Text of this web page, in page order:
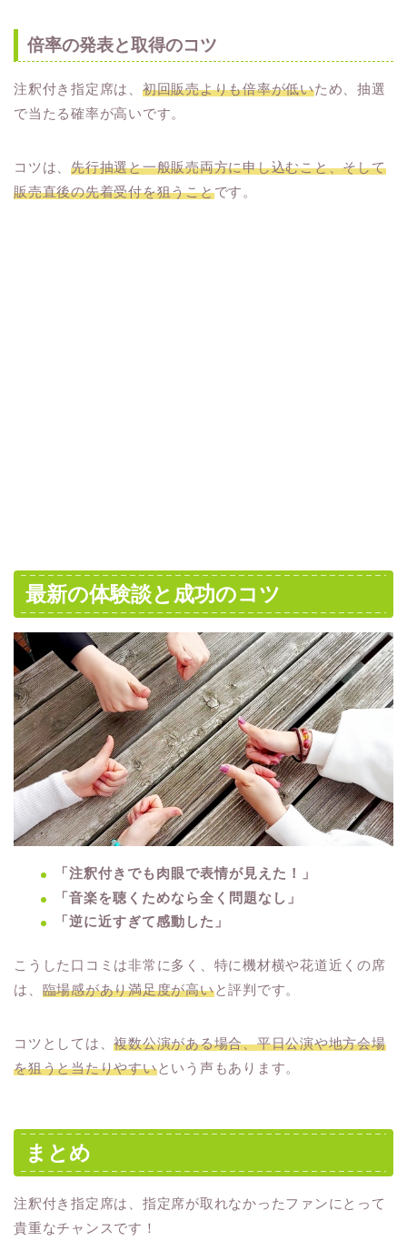
倍率の発表と取得のコツ
注釈付き指定席は、 初回販売よりも倍率が低いため、抽選
で当たる確率が高いです。
コツは、先行抽選と一般販売両方に申し込むこと、そして
販売直後の先着受付を狙うことです。
最新の体験談と成功のコツ
「注釈付きでも肉眼で表情が見えた！」
「音楽を聴くためなら全く問題なし」
「逆に近すぎて感動した」
こうした口コミは非常に多く、特に機材横や花道近くの席
は、 臨場感があり満足度が高いと評判です。
コツとしては、複数公演がある場合、平日公演や地方会場
を狙うと当たりやすいという声もあります。
まとめ
注釈付き指定席は、指定席が取れなかったファンにとって
貴重なチャンスです！